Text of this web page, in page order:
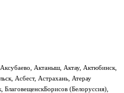
Актаныш, Актау, Актюбинск,
Асбест, Астрахань, Атерау
(Белоруссия),